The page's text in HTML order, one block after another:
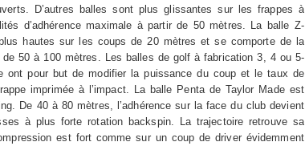
D’autres balles sont plus glissantes sur les frappes à
d’adhérence maximale à partir de 50 mètres. La balle Z-
hautes sur les coups de 20 mètres et se comporte de la
50 à 100 mètres. Les balles de golf à fabrication 3, 4 ou 5-
ont pour but de modifier la puissance du coup et le taux de
imprimée à l’impact. La balle Penta de Taylor Made est
De 40 à 80 mètres, l’adhérence sur la face du club devient
à plus forte rotation backspin. La trajectoire retrouve sa
est fort comme sur un coup de driver évidemment